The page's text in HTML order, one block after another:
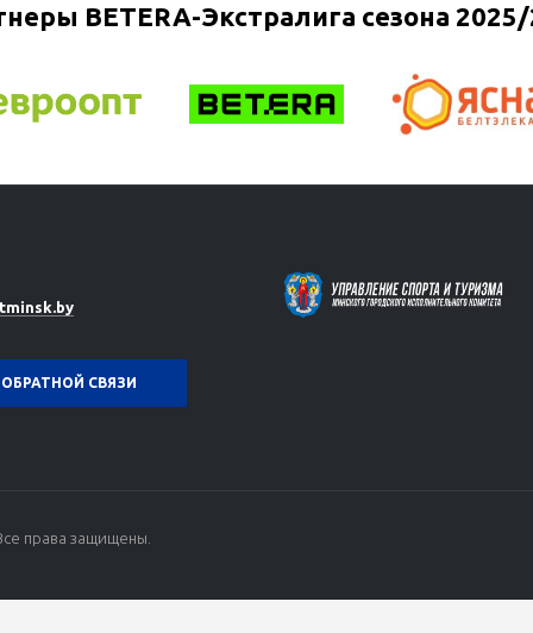
BETERA-Экстралига сезона
СВЯЗИ
права защищены.